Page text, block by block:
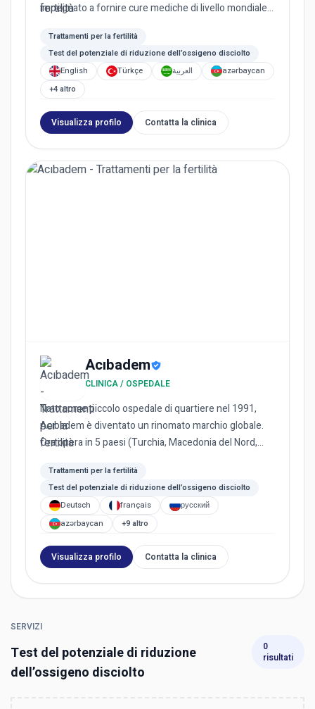
impegnato a fornire cure mediche di livello mondiale.
Trattamenti per la fertilità
Test del potenziale di riduzione dell’ossigeno disciolto
English
Türkçe العربية
azərbaycan
+4 altro
Visualizza profilo Contatta la clinica
Acıbadem
CLINICA / OSPEDALE
Nato come piccolo ospedale di quartiere nel 1991,
Acıbadem è diventato un rinomato marchio globale.
Ora opera in 5 paesi (Turchia, Macedonia del Nord,
Trattamenti per la fertilità
Test del potenziale di riduzione dell’ossigeno disciolto
Deutsch
français
русский
azərbaycan
+9 altro
Visualizza profilo Contatta la clinica
SERVIZI
Test del potenziale di riduzione
dell’ossigeno disciolto
0
risultati